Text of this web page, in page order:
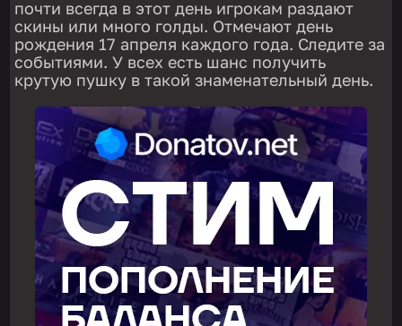
почти всегда в этот день игрокам раздают
скины или много голды. Отмечают день
рождения 17 апреля каждого года. Следите за
событиями. У всех есть шанс получить
крутую пушку в такой знаменательный день.